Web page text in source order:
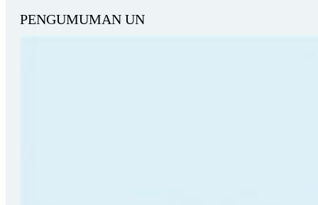
PENGUMUMAN UN